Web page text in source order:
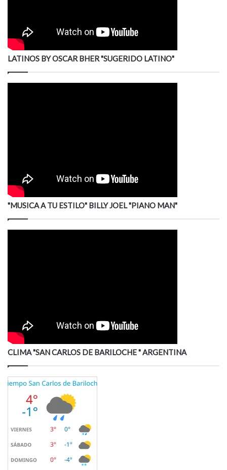
LATINOS BY OSCAR BHER "SUGERIDO LATINO"
"MUSICA A TU ESTILO" BILLY JOEL "PIANO MAN"
CLIMA "SAN CARLOS DE BARILOCHE " ARGENTINA